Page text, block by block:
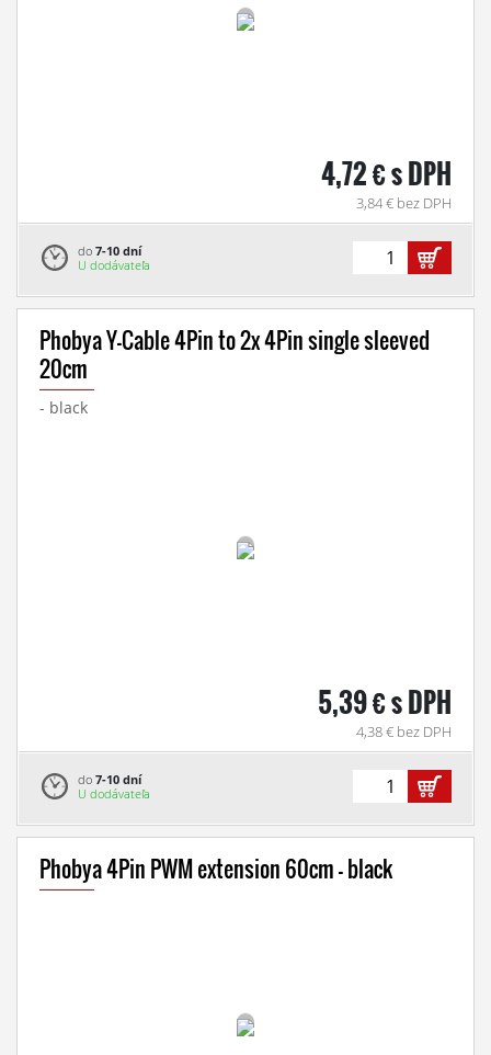
4,72 € s DPH
3,84 € bez DPH
do 7-10 dní
U dodávateľa
Phobya Y-Cable 4Pin to 2x 4Pin single sleeved
20cm
- black
5,39 € s DPH
4,38 € bez DPH
do 7-10 dní
U dodávateľa
Phobya 4Pin PWM extension 60cm - black